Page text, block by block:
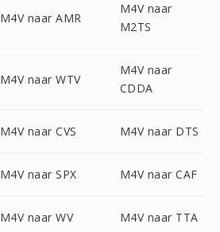
M4V naar AMR
M4V naar
M2TS
M4V naar WTV
M4V naar
CDDA
M4V naar CVS M4V naar DTS
M4V naar SPX M4V naar CAF
M4V naar WV M4V naar TTA